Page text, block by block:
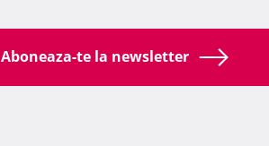
Aboneaza-te la newsletter